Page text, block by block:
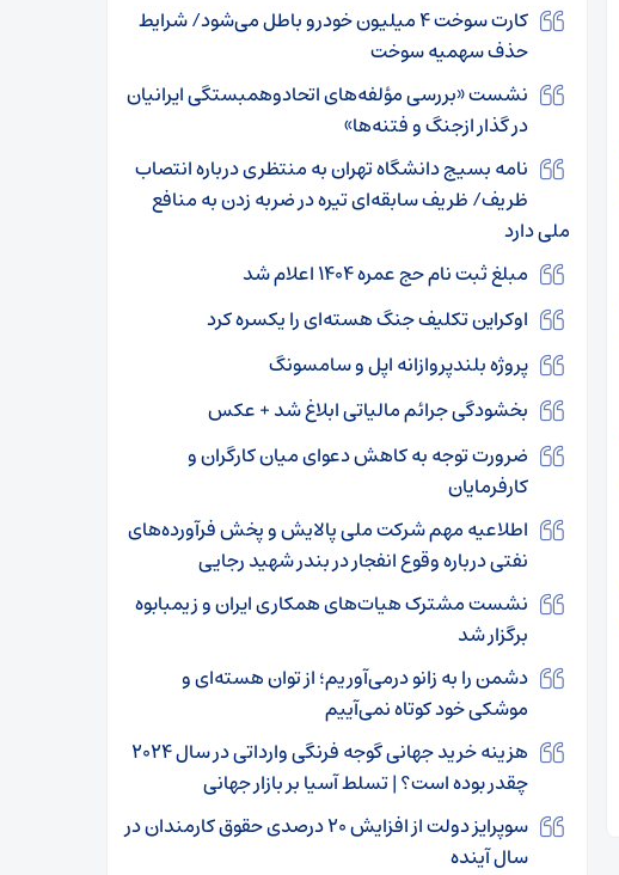
کارت سوخت ۴ میلیون خودرو باطل می‌شود/ شرایط
حذف سهمیه سوخت
نشست «بررسی مؤلفه‌­های اتحادوهمبستگی ایرانیان
در گذار ازجنگ و فتنه‌ها»
نامه بسیج دانشگاه تهران به منتظری درباره انتصاب
ظریف/ ظریف سابقه‌ای تیره در ضربه زدن به منافع
ملی دارد
مبلغ ثبت نام حج عمره ۱۴۰۴ اعلام شد
اوکراین تکلیف جنگ هسته‌ای را یکسره کرد
پروژه بلندپروازانه اپل و سامسونگ
بخشودگی جرائم مالیاتی ابلاغ شد + عکس
ضرورت توجه به کاهش دعوای میان کارگران و
کارفرمایان
اطلاعیه مهم شرکت ملی پالایش و پخش فرآورده‌های
نفتی درباره وقوع انفجار در بندر شهید رجایی
نشست مشترک هیات‌های همکاری ایران و زیمبابوه
برگزار شد
دشمن را به زانو درمی‌آوریم؛ از توان هسته‌ای و
موشکی خود کوتاه نمی‌آییم
هزینه خرید جهانی گوجه فرنگی وارداتی در سال ۲۰۲۴
چقدر بوده است؟ | تسلط آسیا بر بازار جهانی
سوپرایز دولت از افزایش ۲۰ درصدی حقوق کارمندان در
سال آینده